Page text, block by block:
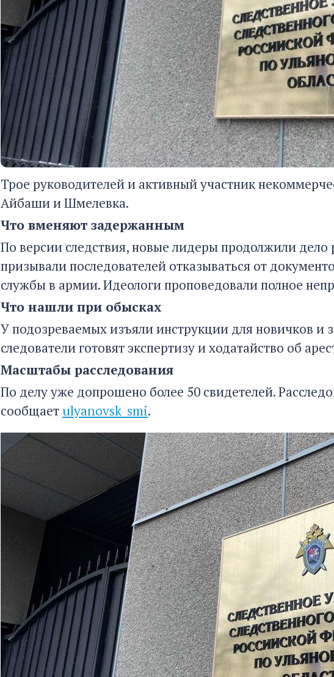
Трое руководителей и активный участник
Айбаши и Шмелевка.
Что вменяют задержанным
По версии следствия, новые лидеры продолжили
призывали последователей отказываться от
службы в армии. Идеологи проповедовали полное
Что нашли при обысках
У подозреваемых изъяли инструкции для новичков и
следователи готовят экспертизу и ходатайство об
Масштабы расследования
По делу уже допрошено более 50 свидетелей.
сообщаетulyanovsk_smi.